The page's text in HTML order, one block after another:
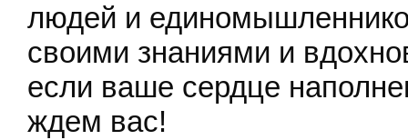
людей и
своими знаниями и
если ваше сердце
ждем вас!